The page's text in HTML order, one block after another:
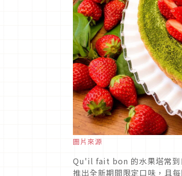
圖片來源
Qu'il fait bon 的水果塔常到
推出全新期間限定口味，且